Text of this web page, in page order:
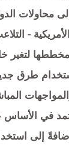
محاولات
-
لتغير
طرق
في
إلى